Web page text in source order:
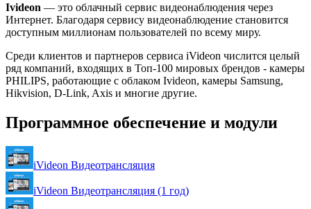
Ivideon — это облачный сервис видеонаблюдения через
Интернет. Благодаря сервису видеонаблюдение становится
доступным миллионам пользователей по всему миру.
Среди клиентов и партнеров сервиса iVideon числится целый
ряд компаний, входящих в Топ-100 мировых брендов - камеры
PHILIPS, работающие с облаком Ivideon, камеры Samsung,
Hikvision, D-Link, Axis и многие другие.
Программное обеспечение и модули
iVideon Видеотрансляция
iVideon Видеотрансляция (1 год)